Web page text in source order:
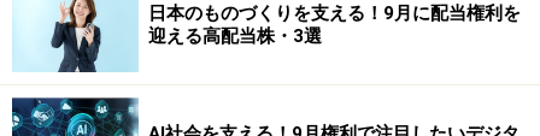
日本のものづくりを支える！9月に配当権利を
迎える高配当株・3選